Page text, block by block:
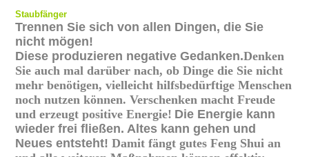
Staubfänger
Trennen Sie sich von allen Dingen, die Sie
nicht mögen!
Diese produzieren negative Gedanken.Denken
Sie auch mal darüber nach, ob Dinge die Sie nicht
mehr benötigen, vielleicht hilfsbedürftige Menschen
noch nutzen können. Verschenken macht Freude
und erzeugt positive Energie! Die Energie kann
wieder frei fließen. Altes kann gehen und
Neues entsteht!Damit fängt gutes Feng Shui an